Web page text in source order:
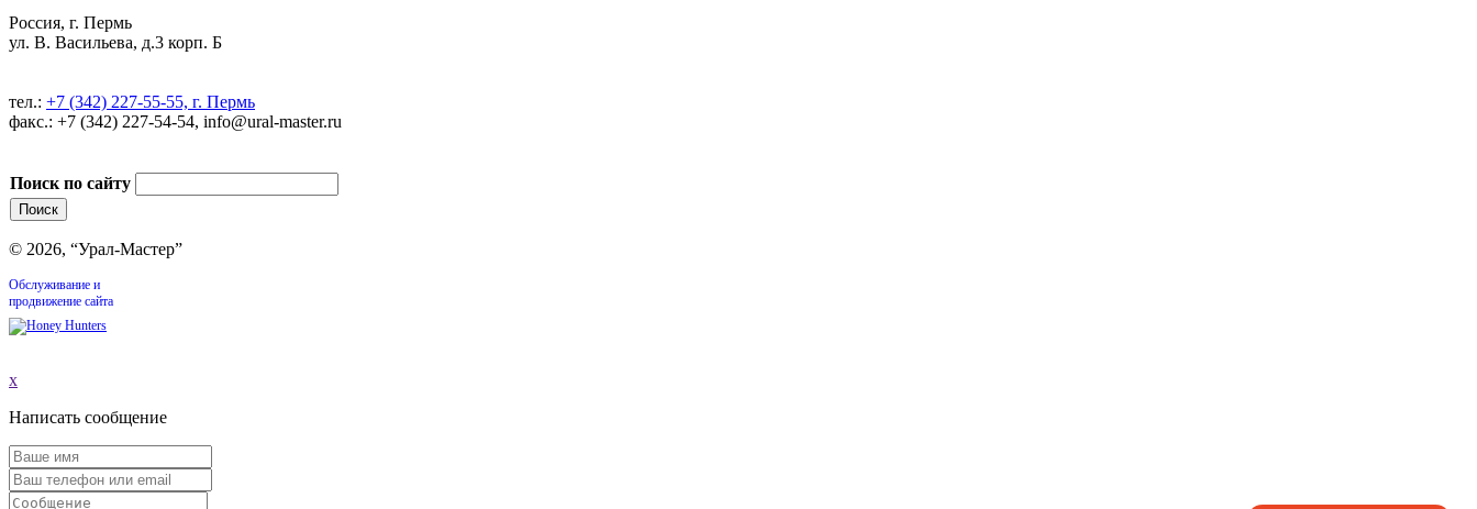
Россия, г. Пермь
ул. В. Васильева, д.3 корп. Б
тел.: +7 (342) 227-55-55, г. Пермь
факс.: +7 (342) 227-54-54, info@ural-master.ru
Поиск по сайту
© 2026, “Урал-Мастер”
Обслуживание и
продвижение сайта
x
Написать сообщение